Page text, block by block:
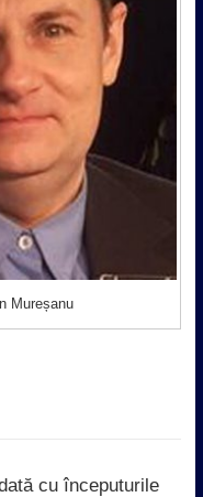
Mureșanu
cu începuturile